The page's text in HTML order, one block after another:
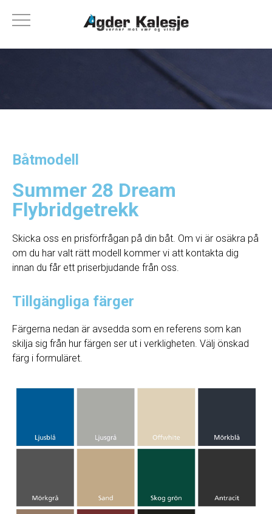
Båtmodell
Summer 28 Dream
Flybridgetrekk
Skicka oss en prisförfrågan på din båt. Om vi ​​är osäkra på
om du har valt rätt modell kommer vi att kontakta dig
innan du får ett priserbjudande från oss.
Tillgängliga färger
Färgerna nedan är avsedda som en referens som kan
skilja sig från hur färgen ser ut i verkligheten. Välj önskad
färg i formuläret.